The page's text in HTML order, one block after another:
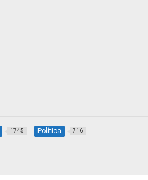
1745 Política 716